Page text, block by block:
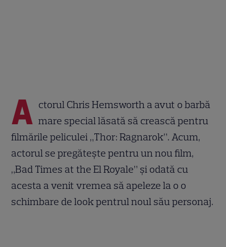
A ctorul Chris Hemsworth a avut o barbă
mare special lăsată să crească pentru
filmările peliculei „Thor: Ragnarok”. Acum,
actorul se pregătește pentru un nou film,
„Bad Times at the El Royale” și odată cu
acesta a venit vremea să apeleze la o o
schimbare de look pentrul noul său personaj.